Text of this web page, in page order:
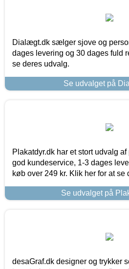
Dialægt.dk sælger sjove og
dages levering og 30 dages fuld
se deres udvalg.
Se udvalget på
Plakatdyr.dk har et stort udvalg
god kundeservice, 1-3 dages
køb over 249 kr. Klik her for at se
Se udvalget på
desaGraf.dk designer og trykker